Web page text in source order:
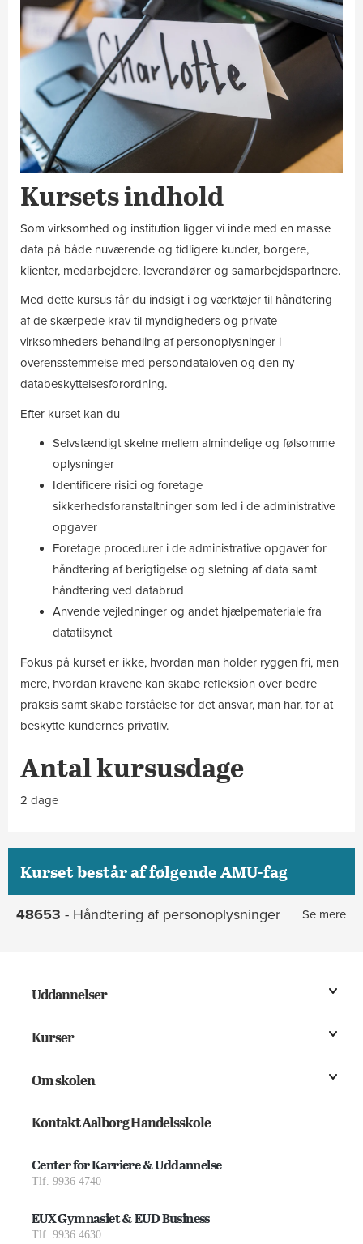
Kursets indhold
Som virksomhed og institution ligger vi inde med en masse
data på både nuværende og tidligere kunder, borgere,
klienter, medarbejdere, leverandører og samarbejdspartnere.
Med dette kursus får du indsigt i og værktøjer til håndtering
af de skærpede krav til myndigheders og private
virksomheders behandling af personoplysninger i
overensstemmelse med persondataloven og den ny
databeskyttelsesforordning.
Efter kurset kan du
Selvstændigt skelne mellem almindelige og følsomme
oplysninger
Identificere risici og foretage
sikkerhedsforanstaltninger som led i de administrative
opgaver
Foretage procedurer i de administrative opgaver for
håndtering af berigtigelse og sletning af data samt
håndtering ved databrud
Anvende vejledninger og andet hjælpemateriale fra
datatilsynet
Fokus på kurset er ikke, hvordan man holder ryggen fri, men
mere, hvordan kravene kan skabe refleksion over bedre
praksis samt skabe forståelse for det ansvar, man har, for at
beskytte kundernes privatliv.
Antal kursusdage
2 dage
Kurset består af følgende AMU-fag
48653 - Håndtering af personoplysninger Se mere
Uddannelser
Kurser
Om skolen
Kontakt Aalborg Handelsskole
Center for Karriere & Uddannelse
Tlf. 9936 4740
EUX Gymnasiet & EUD Business
Tlf. 9936 4630